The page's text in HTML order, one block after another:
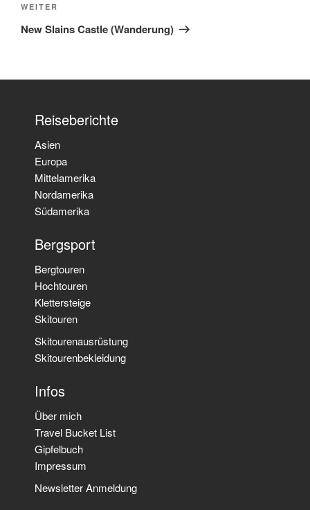
Nächster
Beitrag
WEITER
New Slains Castle (Wanderung)
Reiseberichte
Asien
Europa
Mittelamerika
Nordamerika
Südamerika
Bergsport
Bergtouren
Hochtouren
Klettersteige
Skitouren
Skitourenausrüstung
Skitourenbekleidung
Infos
Über mich
Travel Bucket List
Gipfelbuch
Impressum
Newsletter Anmeldung